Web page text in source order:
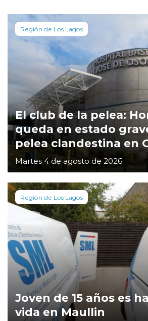
Región de Los Lagos
El club de la pelea:
queda en estado
pelea clandestina en
Martes 4 de agosto de 2026
Región de Los Lagos
Joven de 15 años es
vida en Maullin